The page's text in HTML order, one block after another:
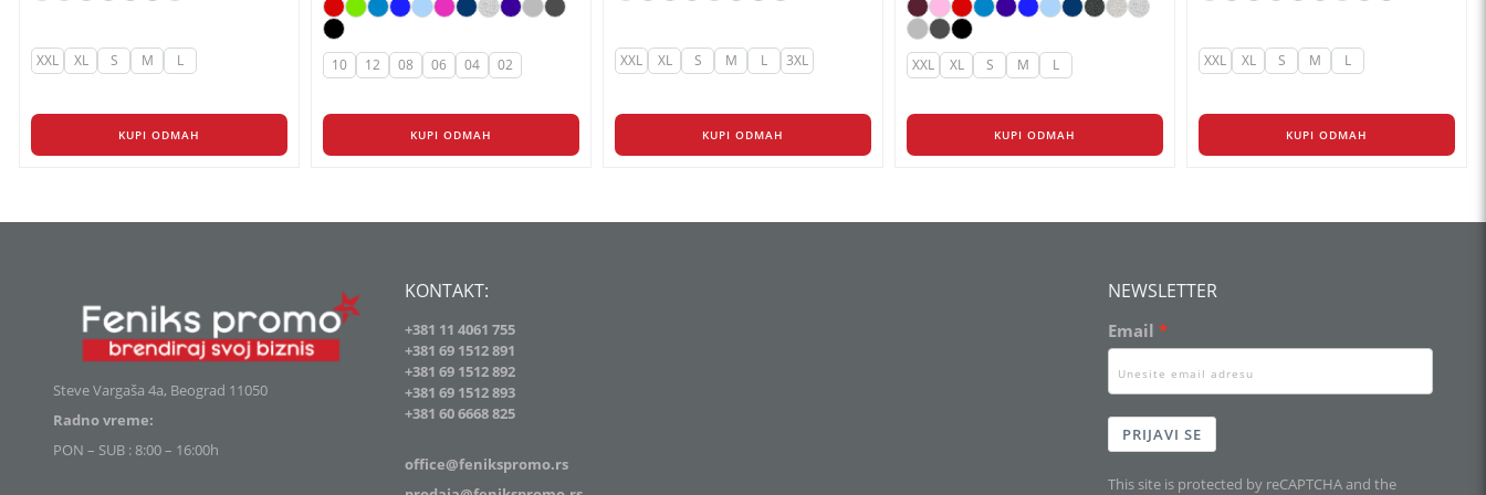
KUPI ODMAH
XXL XL S M L
do
KUPI ODMAH
10 12 08 06 04 02
KUPI ODMAH
XXL XL S M L 3XL
KUPI ODMAH
XXL XL S M L
KUPI ODMAH
XXL XL S M L
Steve Vargaša 4a, Beograd 11050
Radno vreme:
PON – SUB : 8:00 – 16:00h
KONTAKT:
+381 11 4061 755
+381 69 1512 891
+381 69 1512 892
+381 69 1512 893
+381 60 6668 825
office@fenikspromo.rs
NEWSLETTER
Email
PRIJAVI SE
This site is protected by reCAPTCHA and the